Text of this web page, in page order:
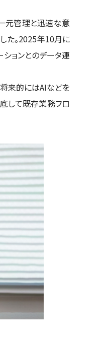
元管理と迅速な意
た。2025年10月に
ョンとのデータ連
来的にはAIなどを
して既存業務フロ